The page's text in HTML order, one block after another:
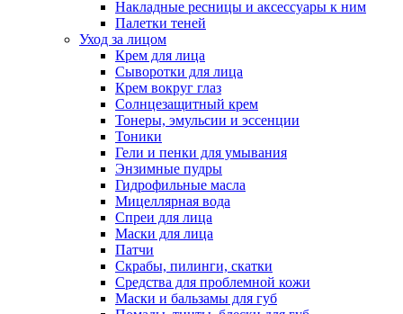
Накладные ресницы и аксессуары к ним
Палетки теней
Уход за лицом
Крем для лица
Сыворотки для лица
Крем вокруг глаз
Солнцезащитный крем
Тонеры, эмульсии и эссенции
Тоники
Гели и пенки для умывания
Энзимные пудры
Гидрофильные масла
Мицеллярная вода
Спреи для лица
Маски для лица
Патчи
Скрабы, пилинги, скатки
Средства для проблемной кожи
Маски и бальзамы для губ